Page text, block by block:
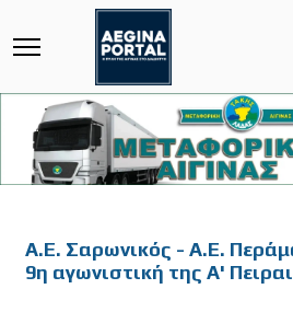
Α.Ε. Σαρωνικός - Α.Ε.
9η αγωνιστική της Α'